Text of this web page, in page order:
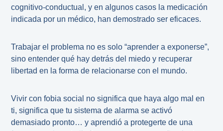
cognitivo-conductual, y en algunos casos la medicación
indicada por un médico, han demostrado ser eficaces.
Trabajar el problema no es solo “aprender a exponerse”,
sino entender qué hay detrás del miedo y recuperar
libertad en la forma de relacionarse con el mundo.
Vivir con fobia social no significa que haya algo mal en
ti, significa que tu sistema de alarma se activó
demasiado pronto… y aprendió a protegerte de una